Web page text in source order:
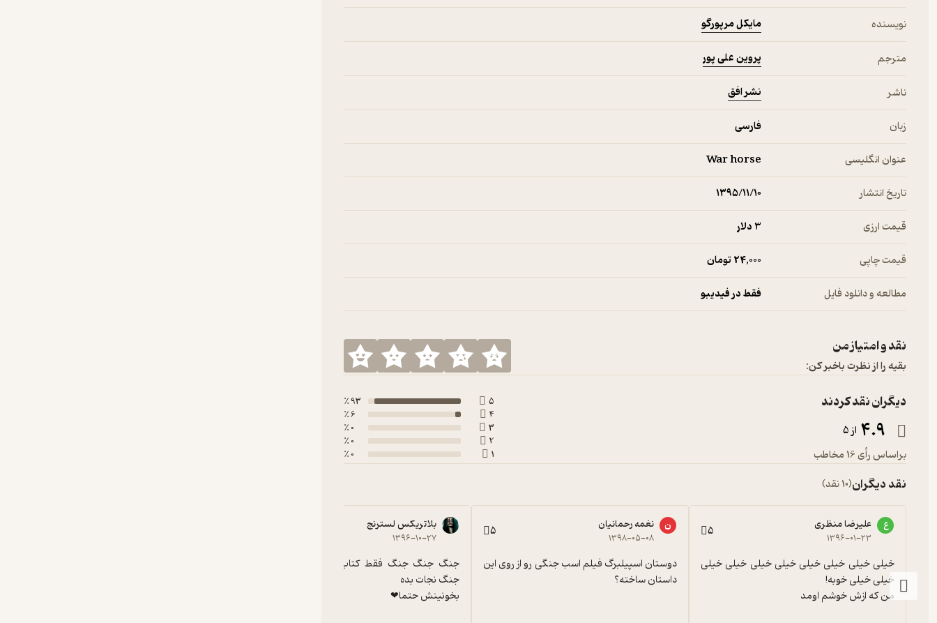
نویسنده مایکل مرپورگو
مترجم پروین علی پور
ناشر نشر افق
زبان فارسی
عنوان انگلیسی War horse
تاریخ انتشار ۱۳۹۵/۱۱/۱۰
قیمت ارزی 3 دلار
قیمت چاپی 24,000 تومان
مطالعه و دانلود فایل فقط در فیدیبو
نقد و امتیاز من
بقیه را از نظرت باخبر کن:
دیگران نقد کردند
4.9 از 5
براساس رأی 16 مخاطب
5
93 ٪
4
6 ٪
3
0 ٪
2
0 ٪
1
0 ٪
نقد دیگران(10 نقد)
ع علیرضا منظری
۱۳۹۶-۰۱-۲۳ 5
من که ازش خوشم اومد
ن نغمه رحمانیان
۱۳۹۸-۰۵-۰۸ 5
داستان ساخته؟
بلاتریکس لسترنج
۱۳۹۶-۱۰-۲۷
بخونینش حتما❤